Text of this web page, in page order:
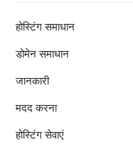
होस्टिंग समाधान
डोमेन समाधान
जानकारी
मदद करना
होस्टिंग सेवाएं